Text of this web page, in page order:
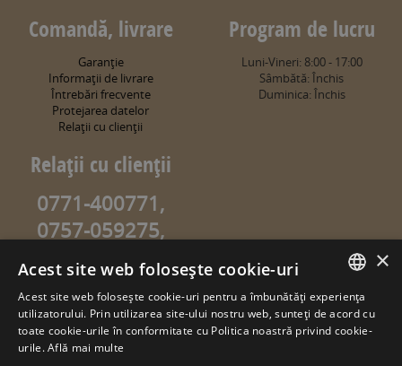
Comandă, livrare
Garanţie
Informaţii de livrare
Întrebări frecvente
Protejarea datelor
Relaţii cu clienţii
Program de lucru
Luni-Vineri: 8:00 - 17:00
Sâmbătă: Închis
Duminica: Închis
Relaţii cu clienţii
0771-400771,
0757-059275,
0757-059274
info@sweetgarden.ro
© copyright 2026. sweetgarden.ro
Toate drepturile rezervate. Reproducerea integrală sau parţială a
ROMANIAN
HUNGARIAN
×
Acest site web folosește cookie-uri
Acest site web folosește cookie-uri pentru a îmbunătăți experiența
utilizatorului. Prin utilizarea site-ului nostru web, sunteți de acord cu
toate cookie-urile în conformitate cu Politica noastră privind cookie-
urile.Află mai multe